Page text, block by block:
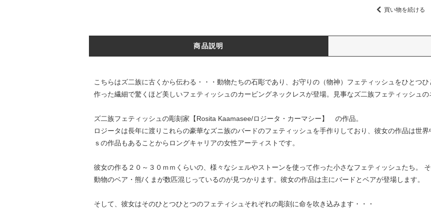
買い物を続ける
商品説明
こちらはズ二族に古くから伝わる・・・動物たちの石彫であり、お守りの（物神）フェティッシュをひとつ
作った繊細で驚くほど美しいフェティッシュのカービングネックレスが登場。見事なズ二族フェティッシュの
ズ二族フェティッシュの彫刻家【Rosita Kaamasee/ロジータ・カーマシー】 の作品。
ロジータは長年に渡りこれらの豪華なズニ族のバードのフェティッシュを手作りしており、彼女の作品は世
ｓの作品もあることからロングキャリアの女性アーティストです。
彼女の作る２０～３０ｍｍくらいの、様々なシェルやストーンを使って作った小さなフェティッシュたち。
動物のベア・熊/くまが数匹混じっているのが見つかります。彼女の作品は主にバードとベアが登場します。
そして、彼女はそのひとつひとつのフェティシュそれぞれの彫刻に命を吹き込みます・・・